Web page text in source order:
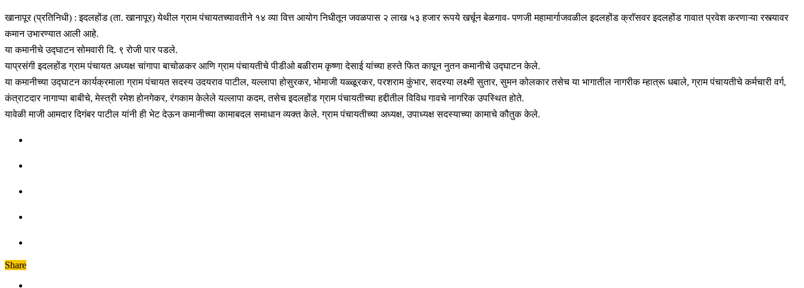
खानापूर (प्रतिनिधी) : इदलहोंड (ता. खानापूर) येथील ग्राम पंचायतच्यावतीने १४ व्या वित्त आयोग निधीतून जवळपास २ लाख ५३ हजार रूपये खर्चून बेळगाव- पणजी महामार्गाजवळील इदलहोंड क्राॅसवर इदलहोंड गावात प्रवेश करणाऱ्या रस्त्यावर
कमान उभारण्यात आली आहे.
या कमानीचे उद्घाटन सोमवारी दि. ९ रोजी पार पडले.
याप्रसंगी इदलहोंड ग्राम पंचायत अध्यक्ष चांगापा बाचोळकर आणि ग्राम पंचायतीचे पीडीओ बळीराम कृष्णा देसाई यांच्या हस्ते फित कापून नुतन कमानीचे उद्घाटन केले.
या कमानीच्या उद्घाटन कार्यक्रमाला ग्राम पंचायत सदस्य उदयराव पाटील, यल्लापा होसुरकर, भोमाजी यळ्ळूरकर, परशराम कुंभार, सदस्या लक्ष्मी सुतार, सुमन कोलकार तसेच या भागातील नागरीक म्हात्रू धबाले, ग्राम पंचायतीचे कर्मचारी वर्ग,
कंत्राटदार नागाप्पा बाबीचे, मेस्त्री रमेश होनगेकर, रंगकाम केलेले यल्लापा कदम, तसेच इदलहोंड ग्राम पंचायतीच्या हद्दीतील विविध गावचे नागरिक उपस्थित होते.
यावेळी माजी आमदार दिगंबर पाटील यांनी ही भेट देऊन कमानीच्या कामाबदल समाधान व्यक्त केले. ग्राम पंचायतीच्या अध्यक्ष, उपाध्यक्ष सदस्याच्या कामाचे कौतुक केले.
Share